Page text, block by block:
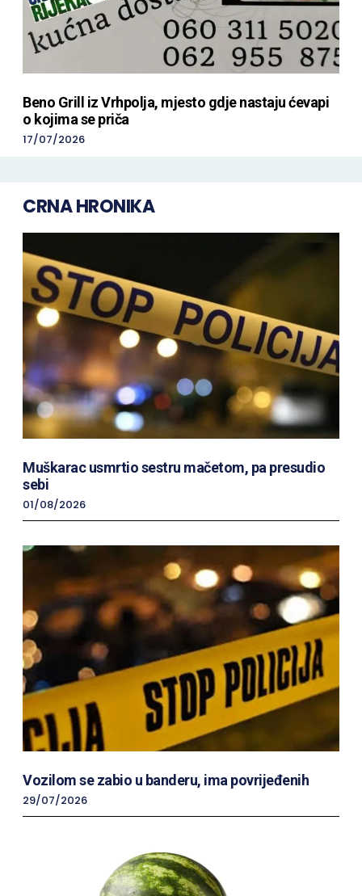
Beno Grill iz Vrhpolja, mjesto gdje nastaju ćevapi
o kojima se priča
17/07/2026
CRNA HRONIKA
Muškarac usmrtio sestru mačetom, pa presudio
sebi
01/08/2026
Vozilom se zabio u banderu, ima povrijeđenih
29/07/2026